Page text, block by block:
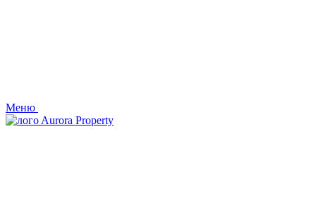
Меню
Aurora Property